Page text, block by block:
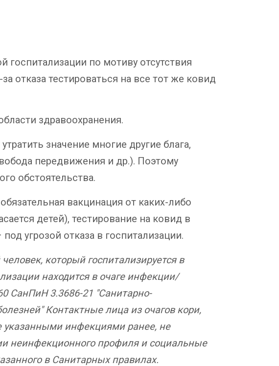
по мотиву отсутствия
отказа тестироваться на все тот же ковид
здравоохранения.
значение многие другие блага,
передвижения и др.). Поэтому
обстоятельства.
вакцинация от каких-либо
детей), тестирование на ковид в
угрозой отказа в госпитализации.
который госпитализируется в
находится в очаге инфекции/
СанПиН 3.3686-21 "Санитарно-
Контактные лица из очагов кори,
указанными инфекциями ранее, не
неинфекционного профиля и социальные
в Санитарных правилах.